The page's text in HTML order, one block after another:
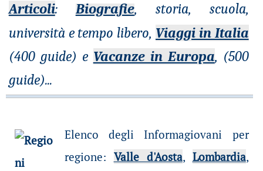
Articoli: Biografie, storia, scuola,
università e tempo libero, Viaggi in Italia
(400 guide) e Vacanze in Europa, (500
guide)...
Elenco degli Informagiovani per
regione: Valle d'Aosta, Lombardia,